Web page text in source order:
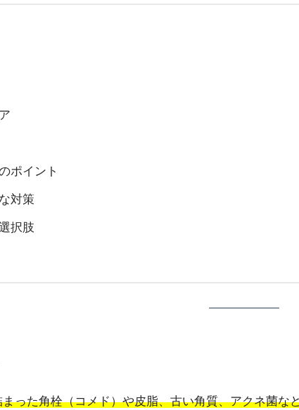
ポイント
対策
択肢
った角栓（コメド）や皮脂、古い角質、アクネ菌な